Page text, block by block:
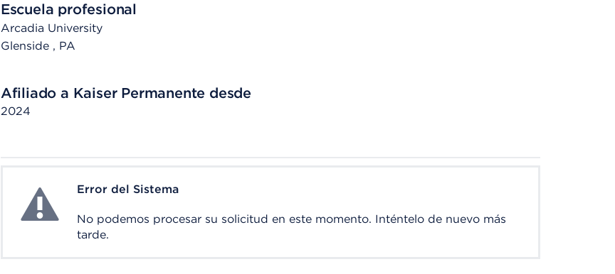
Escuela profesional
Arcadia University
Glenside , PA
Afiliado a Kaiser Permanente desde
2024
System ErrorError del Sistema
No podemos procesar su solicitud en este momento. Inténtelo de nuevo más
tarde.